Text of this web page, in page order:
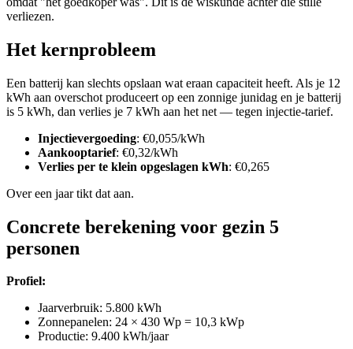
verliezen.
Het kernprobleem
Een batterij kan slechts opslaan wat eraan capaciteit heeft. Als je 12
kWh aan overschot produceert op een zonnige junidag en je batterij
is 5 kWh, dan verlies je 7 kWh aan het net — tegen injectie-tarief.
Injectievergoeding: €0,055/kWh
Aankooptarief: €0,32/kWh
Verlies per te klein opgeslagen kWh: €0,265
Over een jaar tikt dat aan.
Concrete berekening voor gezin 5
personen
Profiel:
Jaarverbruik: 5.800 kWh
Zonnepanelen: 24 × 430 Wp = 10,3 kWp
Productie: 9.400 kWh/jaar